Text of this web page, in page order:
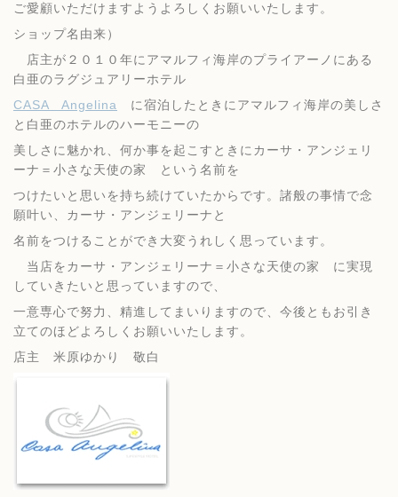
ご愛顧いただけますようよろしくお願いいたします。
ショップ名由来）
店主が２０１０年にアマルフィ海岸のプライアーノにある
白亜のラグジュアリーホテル
CASA Angelina に宿泊したときにアマルフィ海岸の美しさ
と白亜のホテルのハーモニーの
美しさに魅かれ、何か事を起こすときにカーサ・アンジェリ
ーナ＝小さな天使の家 という名前を
つけたいと思いを持ち続けていたからです。諸般の事情で念
願叶い、カーサ・アンジェリーナと
名前をつけることができ大変うれしく思っています。
当店をカーサ・アンジェリーナ＝小さな天使の家 に実現
していきたいと思っていますので、
一意専心で努力、精進してまいりますので、今後ともお引き
立てのほどよろしくお願いいたします。
店主 米原ゆかり 敬白